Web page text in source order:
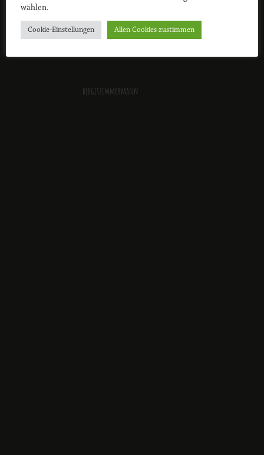
birgitzimmermann
wählen.
Cookie-Einstellungen Allen Cookies zustimmen